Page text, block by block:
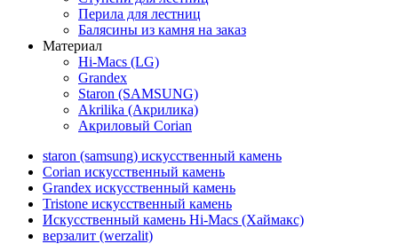
Перила для лестниц
Балясины из камня на заказ
Материал
Hi-Macs (LG)
Grandex
Staron (SAMSUNG)
Akrilika (Акрилика)
Акриловый Corian
staron (samsung) искусственный камень
Corian искусственный камень
Grandex искусственный камень
Tristone искусственный камень
Искусственный камень Hi-Macs (Хаймакс)
верзалит (werzalit)